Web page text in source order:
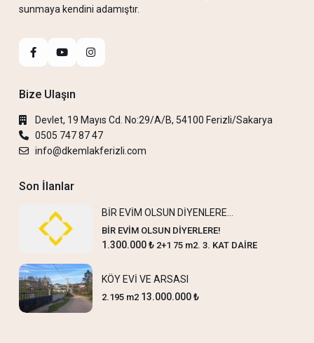
sunmaya kendini adamıştır.
Bize Ulaşın
Devlet, 19 Mayıs Cd. No:29/A/B, 54100 Ferizli/Sakarya
0505 747 87 47
info@dkemlakferizli.com
Son İlanlar
BİR EVİM OLSUN DİYENLERE…
BİR EVİM OLSUN DİYERLERE!
1.300.000 ₺ 2+1 75 m2. 3. KAT DAİRE
KÖY EVİ VE ARSASI
2.195 m2 13.000.000 ₺